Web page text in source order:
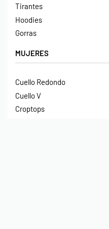
Tirantes
Hoodies
Gorras
MUJERES
Cuello Redondo
Cuello V
Croptops